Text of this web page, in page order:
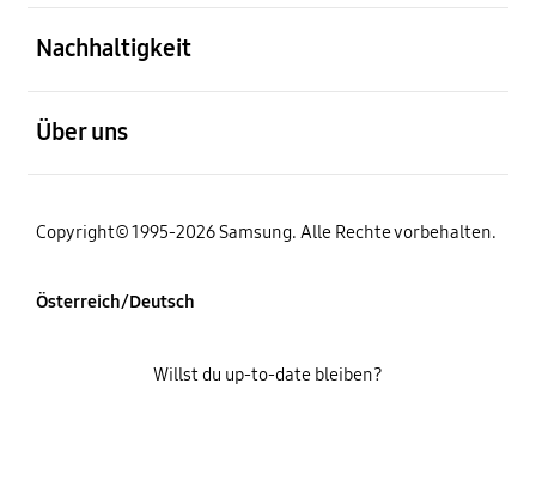
Nachhaltigkeit
Über uns
Copyright© 1995-2026 Samsung. Alle Rechte vorbehalten.
Österreich/Deutsch
Willst du up-to-date bleiben?